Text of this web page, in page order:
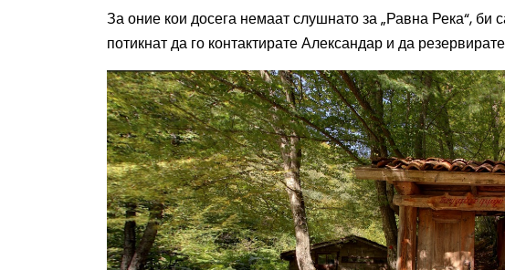
За оние кои досега немаат слушнато за „Равна Река“, би
потикнат да го контактирате Александар и да